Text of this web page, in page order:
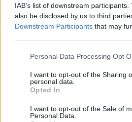
IAB’s list of downstream
also be disclosed by us to third
Downstream Participants that may
Please note that this website/app
not limited to your visit or usage
grant or deny consent to Google and
use your data for below specified
consent section.
Personal Data Processing Opt
I want to opt-out of the Sharing
personal data.
Opted In
I want to opt-out of the Sale of
Personal Data.
a tradicionális poplemezért
Grammy-díját, a Beach Boys
megalakulása óta, mégpedig
albummal, de a tavaly elhunyt
saját lányát, Anoushka
életműdíjjal is jutalmazták. A
járó díjat Drake, a legjobb
Clarkson kapta. Sajnos végül
sem Ligeti Györgynek nem
kategóriájában, igaz utóbbit